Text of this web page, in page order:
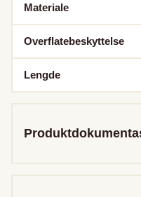
Materiale
Overflatebeskyttelse
Lengde